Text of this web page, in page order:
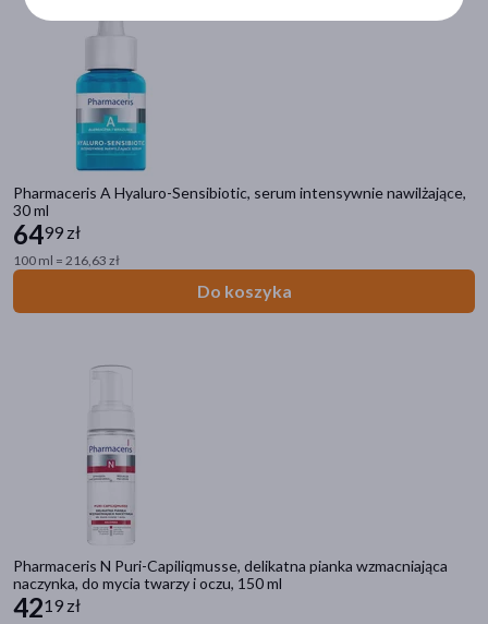
Pharmaceris A Hyaluro-Sensibiotic, serum intensywnie nawilżające,
30 ml
6499 zł
100 ml = 216,63 zł
Do koszyka
Pharmaceris N Puri-Capiliqmusse, delikatna pianka wzmacniająca
naczynka, do mycia twarzy i oczu, 150 ml
4219 zł
pokaż więcej
Część ciała
skóra(451)
twarz(367)
głowa
włosy(92)
Bez substancji zapachowych
Dla wegan
Bez konserwantów(39)
pokaż więcej